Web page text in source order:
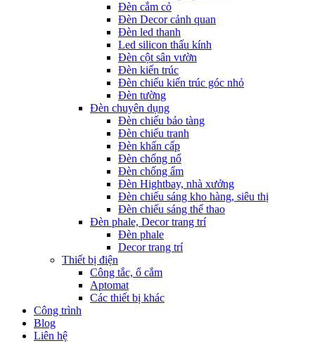
Đèn cắm cỏ
Đèn Decor cảnh quan
Đèn led thanh
Led silicon thấu kính
Đèn cột sân vườn
Đèn kiến trúc
Đèn chiếu kiến trúc góc nhỏ
Đèn tường
Đèn chuyên dụng
Đèn chiếu bảo tàng
Đèn chiếu tranh
Đèn khẩn cấp
Đèn chống nổ
Đèn chống ẩm
Đèn Hightbay, nhà xưởng
Đèn chiếu sáng kho hàng, siêu thị
Đèn chiếu sáng thể thao
Đèn phale, Decor trang trí
Đèn phale
Decor trang trí
Thiết bị điện
Công tắc, ổ cắm
Aptomat
Các thiết bị khác
Công trình
Blog
Liên hệ